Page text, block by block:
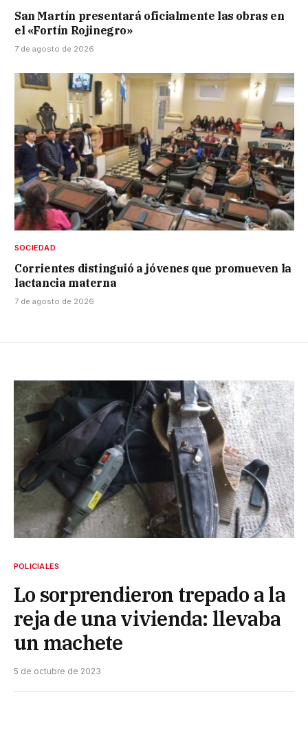
San Martín presentará oficialmente las obras en
el «Fortín Rojinegro»
7 de agosto de 2026
SOCIEDAD
Corrientes distinguió a jóvenes que promueven la
lactancia materna
7 de agosto de 2026
POLICIALES
Lo sorprendieron trepado a la
reja de una vivienda: llevaba
un machete
5 de octubre de 2023